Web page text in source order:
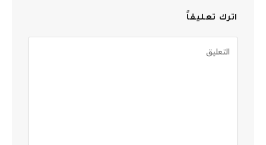
اترك تعليقاً